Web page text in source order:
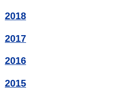
2018
2017
2016
2015